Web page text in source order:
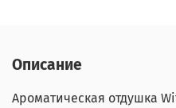
Описание
Ароматическая отдушка